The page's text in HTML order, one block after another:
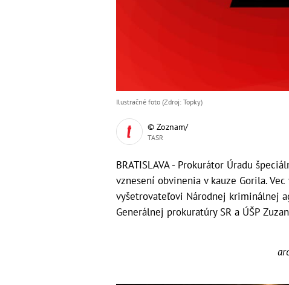
Ilustračné foto (Zdroj: Topky)
© Zoznam/
TASR
BRATISLAVA - Prokurátor Úradu
vznesení obvinenia v kauze Gorila.
vyšetrovateľovi Národnej kriminálnej
Generálnej prokuratúry SR a ÚŠP